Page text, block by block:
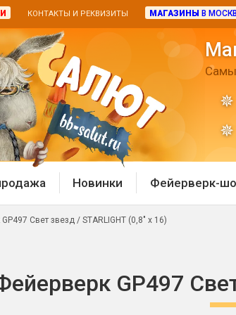
КОНТАКТЫ И РЕКВИЗИТЫ МАГАЗИНЫ В
Цветной дым
Пневмохлопушки
Новинки Фейерверк-
Свет звезд / STARLIGHT (0,8" х 16)
GP497